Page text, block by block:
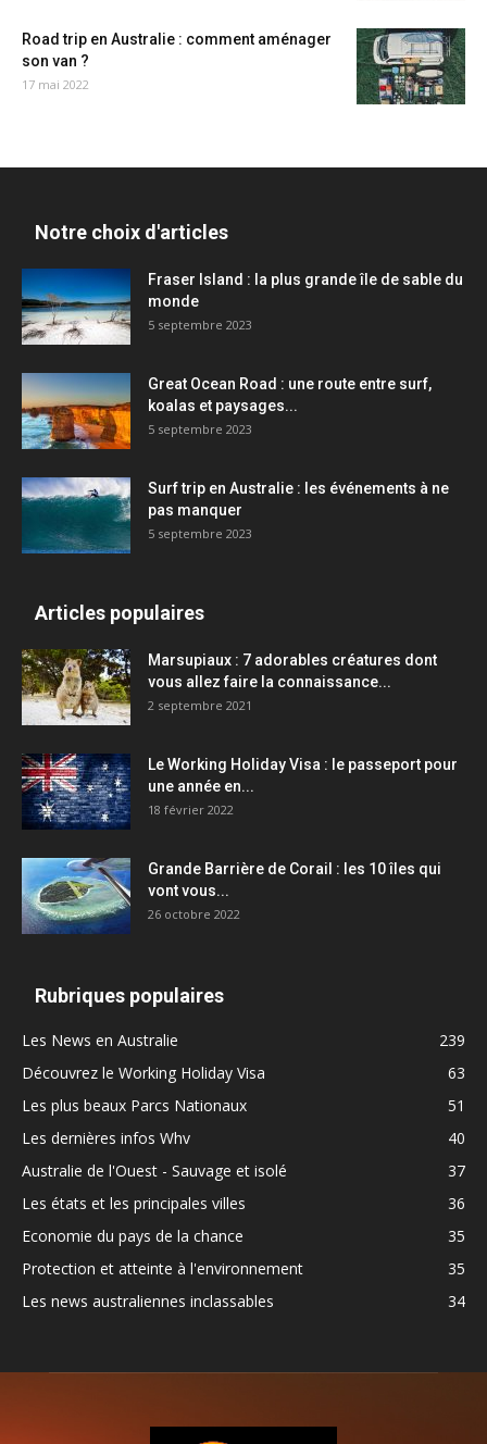
Road trip en Australie : comment aménager
son van ?
17 mai 2022
Notre choix d'articles
Fraser Island : la plus grande île de sable du
monde
5 septembre 2023
Great Ocean Road : une route entre surf,
koalas et paysages...
5 septembre 2023
Surf trip en Australie : les événements à ne
pas manquer
5 septembre 2023
Articles populaires
Marsupiaux : 7 adorables créatures dont
vous allez faire la connaissance...
2 septembre 2021
Le Working Holiday Visa : le passeport pour
une année en...
18 février 2022
Grande Barrière de Corail : les 10 îles qui
vont vous...
26 octobre 2022
Rubriques populaires
Les News en Australie
239
Découvrez le Working Holiday Visa
63
Les plus beaux Parcs Nationaux
51
Les dernières infos Whv
40
Australie de l'Ouest - Sauvage et isolé
37
Les états et les principales villes
36
Economie du pays de la chance
35
Protection et atteinte à l'environnement
35
Les news australiennes inclassables
34